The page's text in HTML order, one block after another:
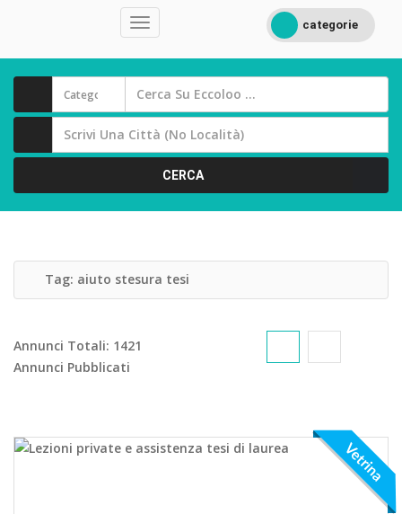
categorie
CERCA
Tag: aiuto stesura tesi
Annunci Totali: 1421
Annunci Pubblicati
Vetrina